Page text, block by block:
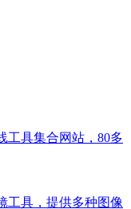
工具集合网站，80多
工具，提供多种图像